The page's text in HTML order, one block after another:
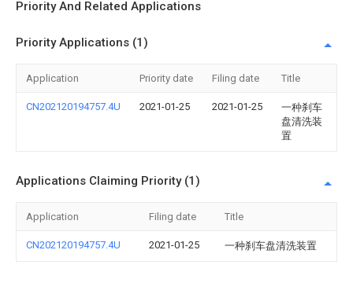
Priority And Related Applications
Priority Applications (1)
Application Priority date Filing date Title
CN202120194757.4U 2021-01-25 2021-01-25
一种刹车
盘清洗装
置
Applications Claiming Priority (1)
Application Filing date Title
CN202120194757.4U 2021-01-25 一种刹车盘清洗装置